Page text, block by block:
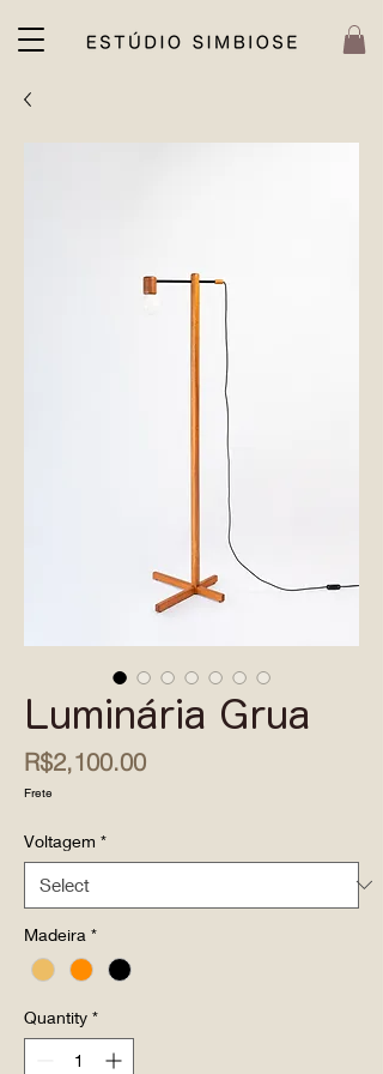
Luminária Grua
R$2,100.00Price
Frete
Voltagem *
Madeira *
Quantity *